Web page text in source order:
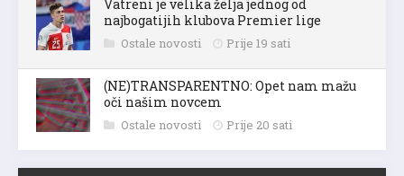
Vatreni je velika želja jednog od
najbogatijih klubova Premier lige
Ostale novosti Prije 19 sati
(NE)TRANSPARENTNO: Opet nam mažu
oči našim novcem
Ostale novosti Prije 20 sati